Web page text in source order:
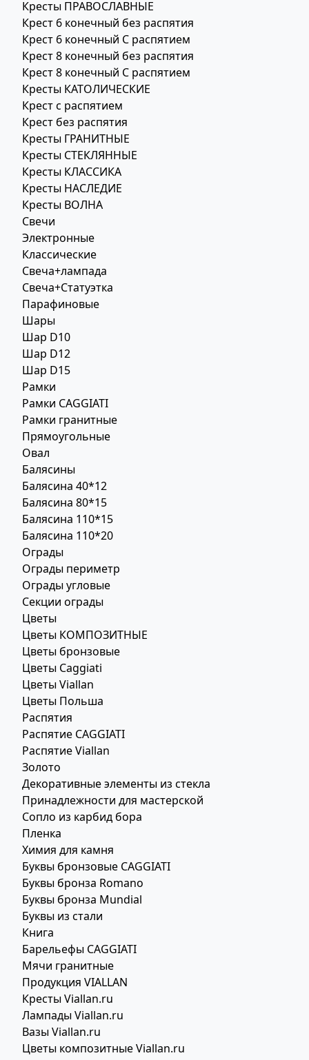
Кресты ПРАВОСЛАВНЫЕ
Крест 6 конечный без распятия
Крест 6 конечный С распятием
Крест 8 конечный без распятия
Крест 8 конечный С распятием
Кресты КАТОЛИЧЕСКИЕ
Крест с распятием
Крест без распятия
Кресты ГРАНИТНЫЕ
Кресты СТЕКЛЯННЫЕ
Кресты КЛАССИКА
Кресты НАСЛЕДИЕ
Кресты ВОЛНА
Свечи
Электронные
Классические
Свеча+лампада
Свеча+Статуэтка
Парафиновые
Шары
Шар D10
Шар D12
Шар D15
Рамки
Рамки CAGGIATI
Рамки гранитные
Прямоугольные
Овал
Балясины
Балясина 40*12
Балясина 80*15
Балясина 110*15
Балясина 110*20
Ограды
Ограды периметр
Ограды угловые
Секции ограды
Цветы
Цветы КОМПОЗИТНЫЕ
Цветы бронзовые
Цветы Caggiati
Цветы Viallan
Цветы Польша
Распятия
Распятие CAGGIATI
Распятие Viallan
Золото
Декоративные элементы из стекла
Принадлежности для мастерской
Сопло из карбид бора
Пленка
Химия для камня
Буквы бронзовые CAGGIATI
Буквы бронза Romano
Буквы бронза Mundial
Буквы из стали
Книга
Барельефы CAGGIATI
Мячи гранитные
Продукция VIALLAN
Кресты Viallan.ru
Лампады Viallan.ru
Вазы Viallan.ru
Цветы композитные Viallan.ru